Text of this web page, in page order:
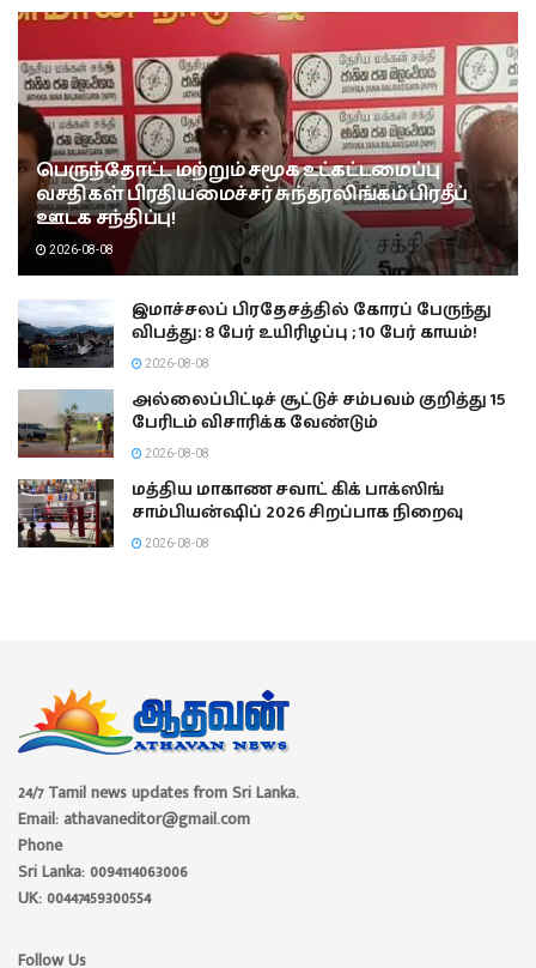
பெருந்தோட்ட மற்றும் சமூக உட்கட்டமைப்பு
வசதிகள் பிரதியமைச்சர் சுந்தரலிங்கம் பிரதீப்
ஊடக சந்திப்பு!
2026-08-08
இமாச்சலப் பிரதேசத்தில் கோரப் பேருந்து
விபத்து: 8 பேர் உயிரிழப்பு ; 10 பேர் காயம்!
2026-08-08
அல்லைப்பிட்டிச் சூட்டுச் சம்பவம் குறித்து 15
பேரிடம் விசாரிக்க வேண்டும்
2026-08-08
மத்திய மாகாண சவாட் கிக் பாக்ஸிங்
சாம்பியன்ஷிப் 2026 சிறப்பாக நிறைவு
2026-08-08
24/7 Tamil news updates from Sri Lanka.
Email: athavaneditor@gmail.com
Phone
Sri Lanka: 0094114063006
UK: 00447459300554
Follow Us